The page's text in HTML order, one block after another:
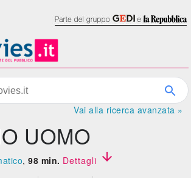
Vai alla ricerca avanzata »
UOMO
,98 min. Dettagli 